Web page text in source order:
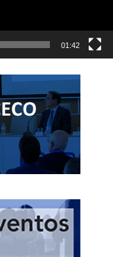
01:42